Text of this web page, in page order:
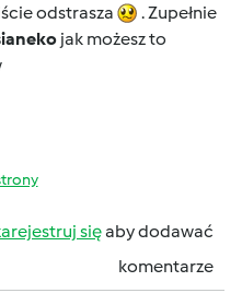
odstrasza
. Zupełnie
jak możesz to
sięaby dodawać
komentarze